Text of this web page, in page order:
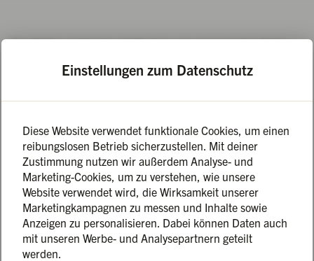
und wir können es kaum erwarten: Am 03. Mai 2025 geht
unser Grillfestival in die 7. Runde! 🎉 Einmal im Jahr
Unterhaltung.
🔥 Was euch erwartet: ✔️ Erstklassige Grillmeister &
Aussteller 🔥 ✔️ Geniale Live-Musik 🎶 ✔️ Kulinarische
Highlights für echte Genießer 🥩🍷 ✔️ Ein unvergesslicher
Tag voller BBQ & Feiern!
Unsere 24-Stunden-Tickets mit Übernachtung vor Ort sind
Einstellungen zum Datenschutz
Diese Website verwendet funktionale Cookies, um einen
reibungslosen Betrieb sicherzustellen. Mit deiner
Zustimmung nutzen wir außerdem Analyse- und
Marketing-Cookies, um zu verstehen, wie unsere
Website verwendet wird, die Wirksamkeit unserer
Marketingkampagnen zu messen und Inhalte sowie
Anzeigen zu personalisieren. Dabei können Daten auch
mit unseren Werbe- und Analysepartnern geteilt
werden.